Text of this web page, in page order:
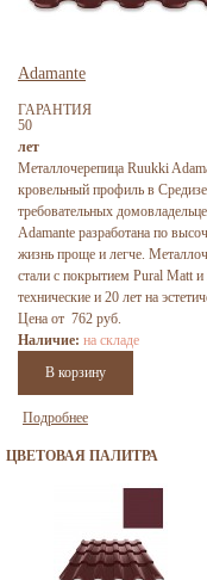
Adamante
ГАРАНТИЯ
50
лет
Металлочерепица Ruukki
кровельный профиль в
требовательных
Adamante разработана по
жизнь проще и легче.
стали с покрытием Pural Matt и
технические и 20 лет на
Цена от 762 руб.
Наличие: на складе
Подробнее
ЦВЕТОВАЯ ПАЛИТРА